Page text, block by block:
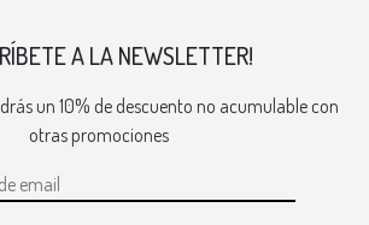
A LA NEWSLETTER!
un 10% de descuento no acumulable con
otras promociones